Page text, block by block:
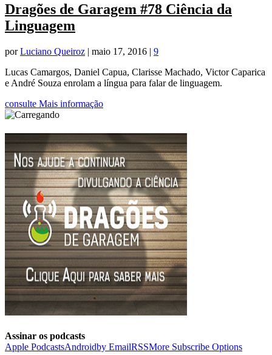
Dragões de Garagem #78 Ciência da
Linguagem
porLuciano Queiroz | maio 17, 2016 | 9
Lucas Camargos, Daniel Capua, Clarisse Machado, Victor Caparica
e André Souza enrolam a língua para falar de linguagem.
consulte Mais informação
Assinar os podcasts
Apple PodcastsAndroidby EmailRSSMore Subscribe Options